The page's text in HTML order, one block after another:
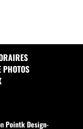
PHOTOS
Pointk Design-